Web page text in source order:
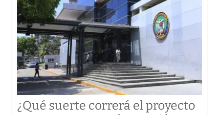
¿Qué suerte correrá el proyecto